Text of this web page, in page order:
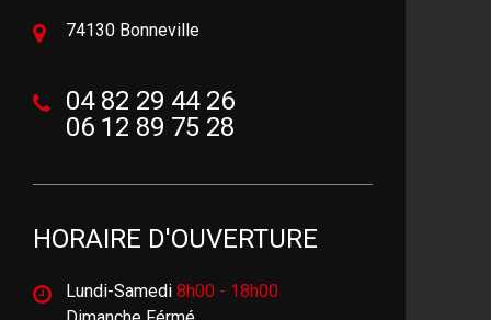
74130 Bonneville
04 82 29 44 26
06 12 89 75 28
HORAIRE D'OUVERTURE
Lundi-Samedi 8h00 - 18h00